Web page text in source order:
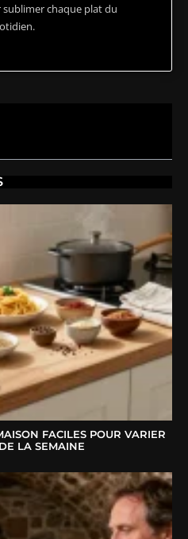
chaque plat du
FACILES POUR VARIER
LA SEMAINE